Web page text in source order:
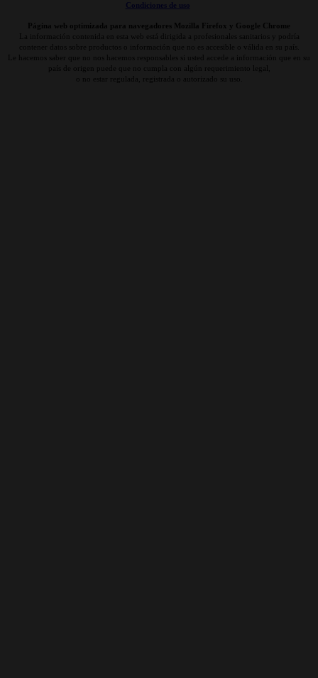
Condiciones de uso
Página web optimizada para navegadores Mozilla Firefox y Google Chrome
La información contenida en esta web está dirigida a profesionales sanitarios y podría
contener datos sobre productos o información que no es accesible o válida en su país.
Le hacemos saber que no nos hacemos responsables si usted accede a información que en su
país de origen puede que no cumpla con algún requerimiento legal,
o no estar regulada, registrada o autorizado su uso.